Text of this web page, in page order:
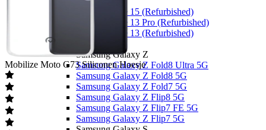
Apple iPhone 15 (Refurbished)
Apple iPhone 13 Pro (Refurbished)
Apple iPhone 13 (Refurbished)
Samsung Galaxy Z
Samsung Galaxy Z Fold8 Ultra 5G
Samsung Galaxy Z Fold8 5G
Samsung Galaxy Z Fold7 5G
Samsung Galaxy Z Flip8 5G
Samsung Galaxy Z Flip7 FE 5G
Samsung Galaxy Z Flip7 5G
Mobilize Moto G73 Siliconen Hoesje